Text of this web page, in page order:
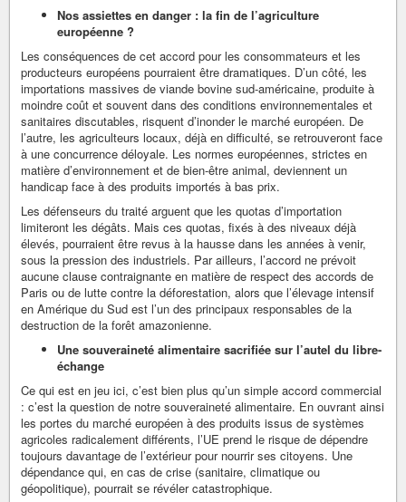
Nos assiettes en danger : la fin de l’agriculture
européenne ?
Les conséquences de cet accord pour les consommateurs et les
producteurs européens pourraient être dramatiques. D’un côté, les
importations massives de viande bovine sud-américaine, produite à
moindre coût et souvent dans des conditions environnementales et
sanitaires discutables, risquent d’inonder le marché européen. De
l’autre, les agriculteurs locaux, déjà en difficulté, se retrouveront face
à une concurrence déloyale. Les normes européennes, strictes en
matière d’environnement et de bien-être animal, deviennent un
handicap face à des produits importés à bas prix.
Les défenseurs du traité arguent que les quotas d’importation
limiteront les dégâts. Mais ces quotas, fixés à des niveaux déjà
élevés, pourraient être revus à la hausse dans les années à venir,
sous la pression des industriels. Par ailleurs, l’accord ne prévoit
aucune clause contraignante en matière de respect des accords de
Paris ou de lutte contre la déforestation, alors que l’élevage intensif
en Amérique du Sud est l’un des principaux responsables de la
destruction de la forêt amazonienne.
Une souveraineté alimentaire sacrifiée sur l’autel du libre-
échange
Ce qui est en jeu ici, c’est bien plus qu’un simple accord commercial
: c’est la question de notre souveraineté alimentaire. En ouvrant ainsi
les portes du marché européen à des produits issus de systèmes
agricoles radicalement différents, l’UE prend le risque de dépendre
toujours davantage de l’extérieur pour nourrir ses citoyens. Une
dépendance qui, en cas de crise (sanitaire, climatique ou
géopolitique), pourrait se révéler catastrophique.